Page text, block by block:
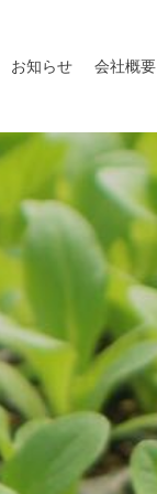
お知らせ 会社概要